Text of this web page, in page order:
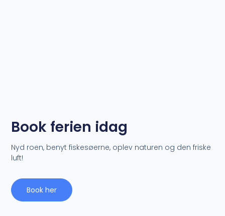
Book ferien idag
Nyd roen, benyt fiskesøerne, oplev naturen og den friske
luft!
Book her